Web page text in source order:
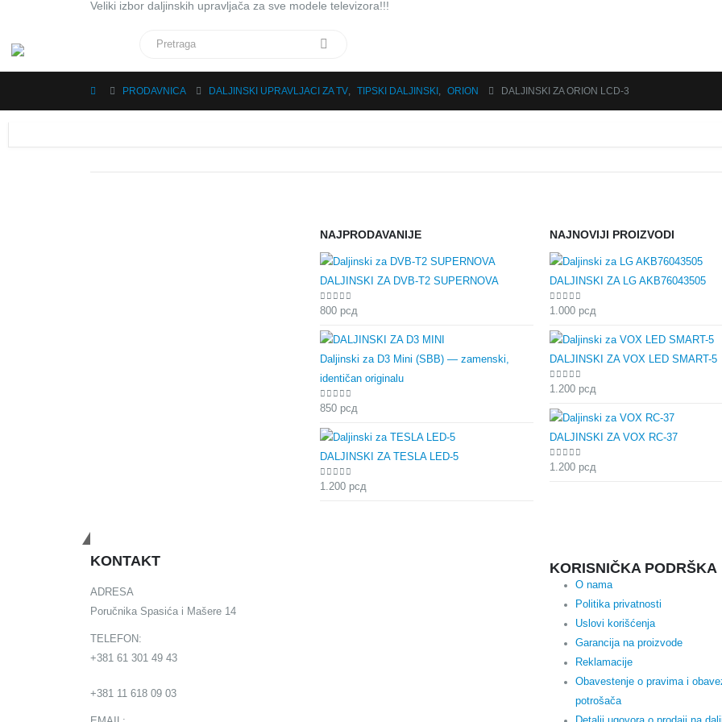
Veliki izbor daljinskih upravljača za sve modele televizora!!!
PRODAVNICA DALJINSKI UPRAVLJACI ZA TV TIPSKI DALJINSKI ORION DALJINSKI ZA ORION LCD-3
NAJPRODAVANIJE
DALJINSKI ZA DVB-T2 SUPERNOVA
0out of 5
800 рсд
Daljinski za D3 Mini (SBB) — zamenski,
identičan originalu
0out of 5
850 рсд
DALJINSKI ZA TESLA LED-5
0 out of 5
1.200 рсд
NAJNOVIJI PROIZVODI
DALJINSKI ZA LG AKB76043505
0 out of 5
1.000 рсд
DALJINSKI ZA VOX LED SMART-5
0 out of 5
1.200 рсд
DALJINSKI ZA VOX RC-37
0 out of 5
1.200 рсд
KONTAKT
ADRESA
Poručnika Spasića i Mašere 14
TELEFON:
+381 61 301 49 43
+381 11 618 09 03
KORISNIČKA PODRŠKA
O nama
Politika privatnosti
Uslovi korišćenja
Garancija na proizvode
Reklamacije
Obavestenje o pravima i
potrošača